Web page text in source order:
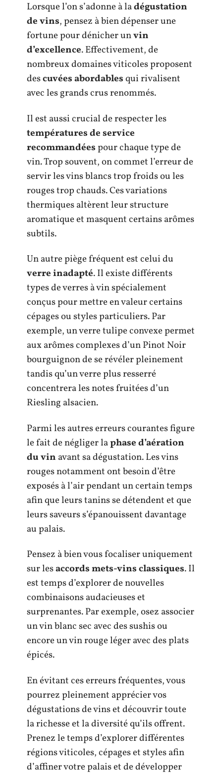
Lorsque l’on s’adonne à ladégustation
de vins, pensez à bien dépenser une
fortune pour dénicher unvin
d’excellence. Effectivement, de
nombreux domaines viticoles proposent
descuvées abordablesqui rivalisent
avec les grands crus renommés.
Il est aussi crucial de respecter les
températures de service
recommandéespour chaque type de
vin. Trop souvent, on commet l’erreur de
servir les vins blancs trop froids ou les
rouges trop chauds. Ces variations
thermiques altèrent leur structure
aromatique et masquent certains arômes
subtils.
Un autre piège fréquent est celui du
verre inadapté. Il existe différents
types de verres à vin spécialement
conçus pour mettre en valeur certains
cépages ou styles particuliers. Par
exemple, un verre tulipe convexe permet
aux arômes complexes d’un Pinot Noir
bourguignon de se révéler pleinement
tandis qu’un verre plus resserré
concentrera les notes fruitées d’un
Riesling alsacien.
Parmi les autres erreurs courantes figure
le fait de négliger laphase d’aération
du vin avant sa dégustation. Les vins
rouges notamment ont besoin d’être
exposés à l’air pendant un certain temps
afin que leurs tanins se détendent et que
leurs saveurs s’épanouissent davantage
au palais.
Pensez à bien vous focaliser uniquement
sur lesaccords mets-vins classiques. Il
est temps d’explorer de nouvelles
combinaisons audacieuses et
surprenantes. Par exemple, osez associer
un vin blanc sec avec des sushis ou
encore un vin rouge léger avec des plats
épicés.
En évitant ces erreurs fréquentes, vous
pourrez pleinement apprécier vos
dégustations de vins et découvrir toute
la richesse et la diversité qu’ils offrent.
Prenez le temps d’explorer différentes
régions viticoles, cépages et styles afin
d’affiner votre palais et de développer